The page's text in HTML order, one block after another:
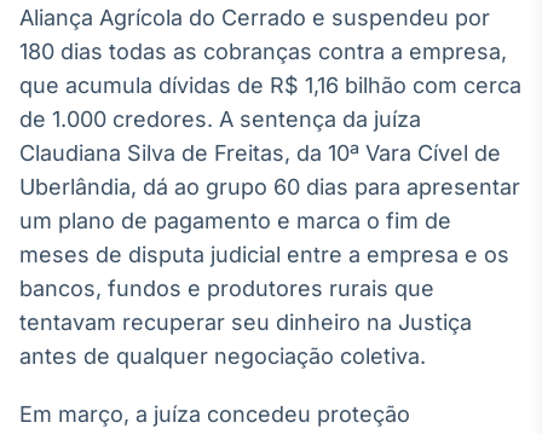
no Brasil
Broadcast
White Label
Plataforma para
personalizados
Soluções de Dados
e Conteúdos
Broadcast
OTC
negociação de
Aliança Agrícola do Cerrado e suspendeu por
180 dias todas as cobranças contra a empresa,
que acumula dívidas de R$ 1,16 bilhão com cerca
de 1.000 credores. A sentença da juíza
Claudiana Silva de Freitas, da 10ª Vara Cível de
Uberlândia, dá ao grupo 60 dias para apresentar
um plano de pagamento e marca o fim de
meses de disputa judicial entre a empresa e os
bancos, fundos e produtores rurais que
tentavam recuperar seu dinheiro na Justiça
antes de qualquer negociação coletiva.
Em março, a juíza concedeu proteção